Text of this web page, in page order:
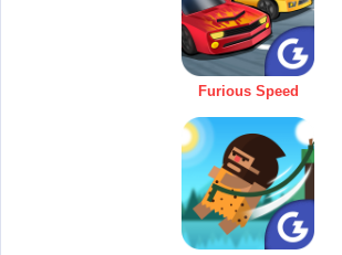
Furious Speed